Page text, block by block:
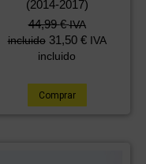
(2014-2017)
44,99€ IVA
incluido 31,50 € IVA
incluido
Comprar